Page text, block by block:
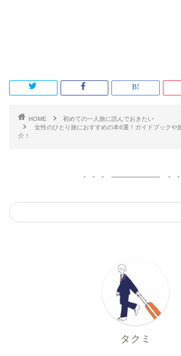
HOME
初めての一人旅に読んでおきたい
女性のひとり旅におすすめの本6選！ガイドブックや
介！
タクミ